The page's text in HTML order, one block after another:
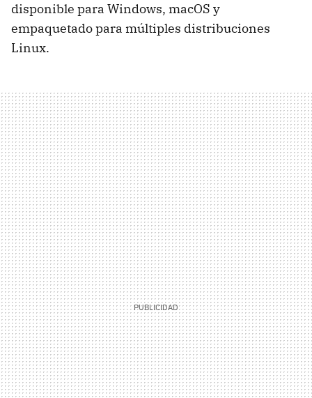
disponible para Windows, macOS y
empaquetado para múltiples distribuciones
Linux.